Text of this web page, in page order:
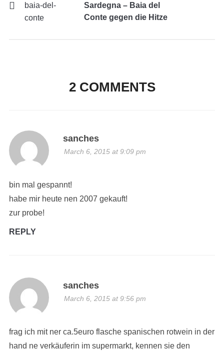
Sardegna – Baia del
Conte gegen die Hitze
2 COMMENTS
sanches
March 6, 2015 at 9:09 pm
bin mal gespannt!
habe mir heute nen 2007 gekauft!
zur probe!
REPLY
sanches
March 6, 2015 at 9:56 pm
frag ich mit ner ca.5euro flasche spanischen rotwein in der
hand ne verkäuferin im supermarkt, kennen sie den